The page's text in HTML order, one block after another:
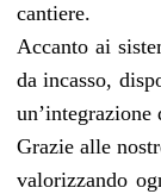
cantiere.
Accanto ai
da incasso,
Grazie alle
valorizzando